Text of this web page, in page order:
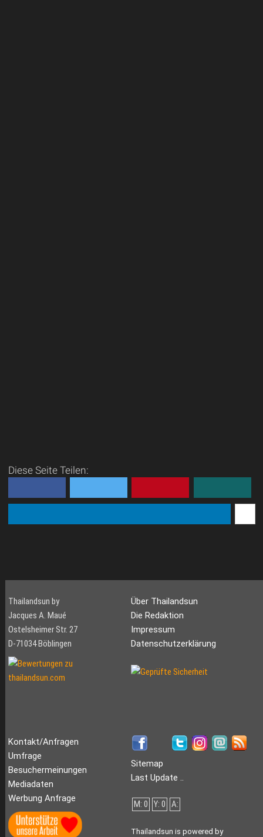
Diese Seite Teilen:
Thailandsun by
Jacques A. Maué
Ostelsheimer Str. 27
D-71034 Böblingen
Über Thailandsun
Die Redaktion
Impressum
Datenschutzerklärung
Kontakt/Anfragen
Umfrage
Besuchermeinungen
Mediadaten
Werbung Anfrage
Sitemap
Last Update ..
M: 0 Y: 0 A:
Thailandsun is powered by